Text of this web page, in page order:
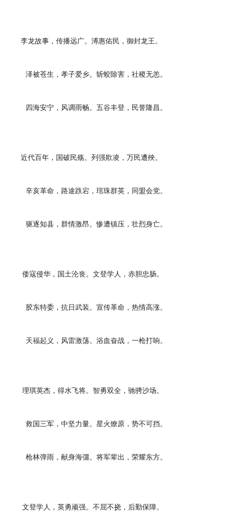
李龙故事，传播远广。溥惠佑民，御封龙王。
泽被苍生，孝子爱乡。斩蛟除害，社稷无恙。
四海安宁，风调雨畅。五谷丰登，民誉隆昌。
近代百年，国破民殇。列强欺凌，万民遭殃。
辛亥革命，路途跌宕，琯珠群英，同盟会党。
驱逐知县，群情激昂。惨遭镇压，壮烈身亡。
倭寇侵华，国土沦丧。文登学人，赤胆忠肠。
胶东特委，抗日武装。宣传革命，热情高涨。
天福起义，风雷激荡。浴血奋战，一枪打响。
理琪英杰，得水飞将。智勇双全，驰骋沙场。
救国三军，中坚力量。星火燎原，势不可挡。
枪林弹雨，献身海彊。将军辈出，荣耀东方。
文登学人，英勇顽强。不屈不挠，后勤保障。